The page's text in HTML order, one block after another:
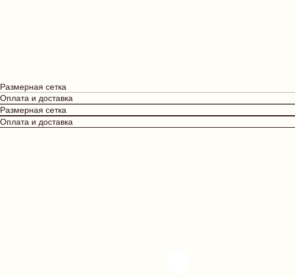
Размерная сетка
Оплата и доставка
Размерная сетка
Оплата и доставка